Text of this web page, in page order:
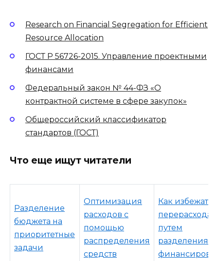
Research on Financial Segregation for Efficient
Resource Allocation
ГОСТ Р 56726-2015. Управление проектными
финансами
Федеральный закон № 44-ФЗ «О
контрактной системе в сфере закупок»
Общероссийский классификатор
стандартов (ГОСТ)
Что еще ищут читатели
Разделение
бюджета на
приоритетные
задачи
Оптимизация
расходов с
помощью
распределения
средств
Как избежать
перерасхода
путем
разделения